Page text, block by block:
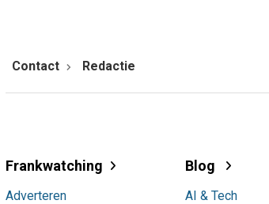
Contact Redactie
Frankwatching
Adverteren
Blog
AI & Tech